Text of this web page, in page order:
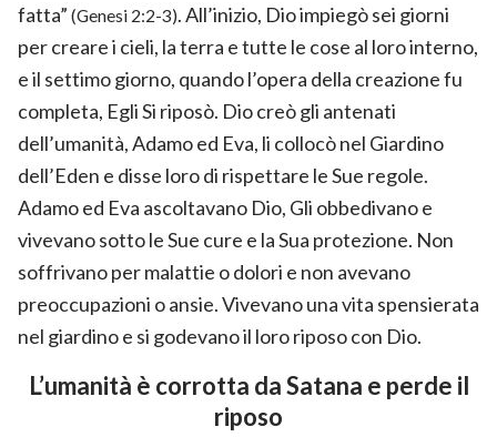
fatta” (Genesi 2:2-3). All’inizio, Dio impiegò sei giorni
per creare i cieli, la terra e tutte le cose al loro interno,
e il settimo giorno, quando l’opera della creazione fu
completa, Egli Si riposò. Dio creò gli antenati
dell’umanità, Adamo ed Eva, li collocò nel Giardino
dell’Eden e disse loro di rispettare le Sue regole.
Adamo ed Eva ascoltavano Dio, Gli obbedivano e
vivevano sotto le Sue cure e la Sua protezione. Non
soffrivano per malattie o dolori e non avevano
preoccupazioni o ansie. Vivevano una vita spensierata
nel giardino e si godevano il loro riposo con Dio.
L’umanità è corrotta da Satana e perde il
riposo